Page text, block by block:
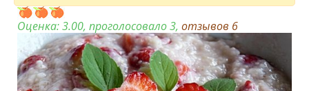
Оценка:3.00, проголосовало 3, отзывов 6